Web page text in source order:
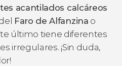
acantilados calcáreos
Faro de Alfanzina o
último tiene diferentes
irregulares. ¡Sin duda,